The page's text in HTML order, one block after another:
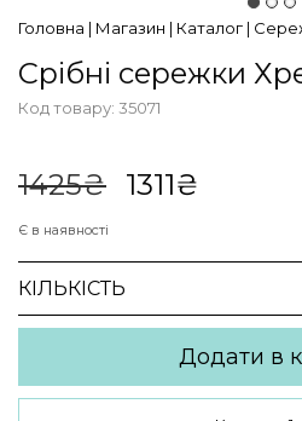
Головна | Магазин | Каталог |
Срібні сережки
Код товару: 35071
1425₴ Оригінальна
1311₴
Є в наявності
КІЛЬКІСТЬ
Додати в